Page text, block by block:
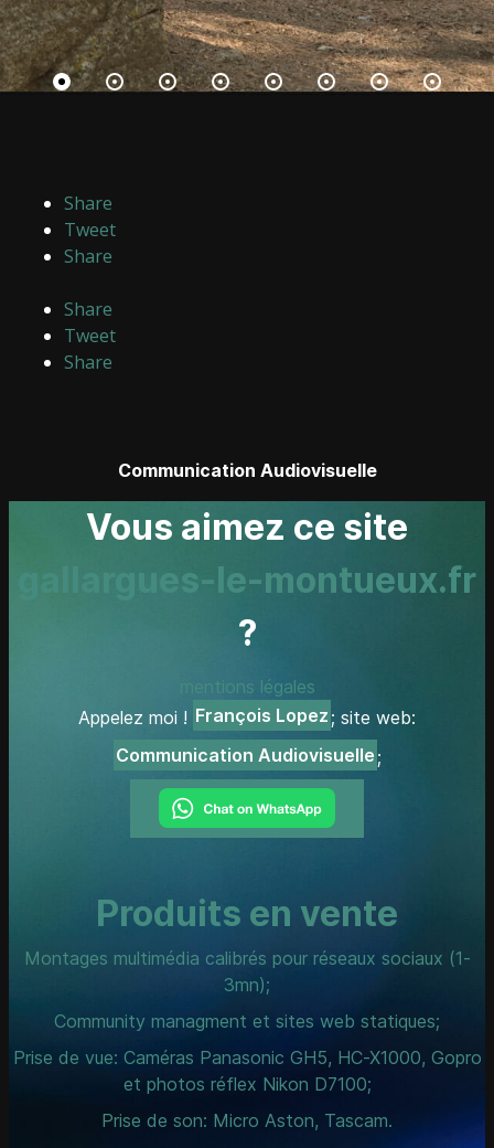
Share
Tweet
Share
Share
Tweet
Share
Communication Audiovisuelle
Vous aimez ce site
gallargues-le-montueux.fr
?
mentions légales
Appelez moi ! François Lopez ; site web:
Communication Audiovisuelle ;
Produits en vente
Montages multimédia calibrés pour réseaux sociaux (1-
3mn);
Community managment et sites web statiques;
Prise de vue: Caméras Panasonic GH5, HC-X1000, Gopro
et photos réflex Nikon D7100;
Prise de son: Micro Aston, Tascam.